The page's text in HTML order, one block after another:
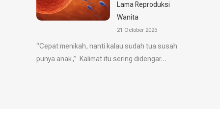
Lama Reproduksi
Wanita
21 October 2025
“Cepat menikah, nanti kalau sudah tua susah
punya anak,” Kalimat itu sering didengar…